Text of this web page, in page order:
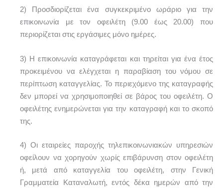
2) Προσδιορίζεται ένα συγκεκριμένο ωράριο για την
επικοινωνία με τον οφειλέτη (9.00 έως 20.00) που
περιορίζεται στις εργάσιμες μόνο ημέρες.
3) Η επικοινωνία καταγράφεται και τηρείται για ένα έτος
προκειμένου να ελέγχεται η παραβίαση του νόμου σε
περίπτωση καταγγελίας. Το περιεχόμενο της καταγραφής
δεν μπορεί να χρησιμοποιηθεί σε βάρος του οφειλέτη. Ο
οφειλέτης ενημερώνεται για την καταγραφή και το σκοπό
της.
4) Οι εταιρείες παροχής τηλεπικοινωνιακών υπηρεσιών
οφείλουν να χορηγούν χωρίς επιβάρυνση στον οφειλέτη
ή, μετά από καταγγελία του οφειλέτη, στην Γενική
Γραμματεία Καταναλωτή, εντός δέκα ημερών από την